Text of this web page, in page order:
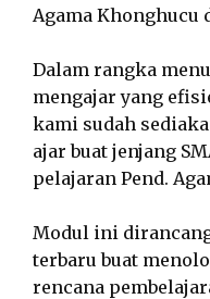
Agama Khonghucu
Dalam rangka
mengajar yang
kami sudah
ajar buat jenjang
pelajaran Pend.
Modul ini
terbaru buat
rencana